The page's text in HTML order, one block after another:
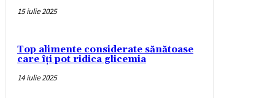
15 iulie 2025
Top alimente considerate sănătoase
care îți pot ridica glicemia
14 iulie 2025